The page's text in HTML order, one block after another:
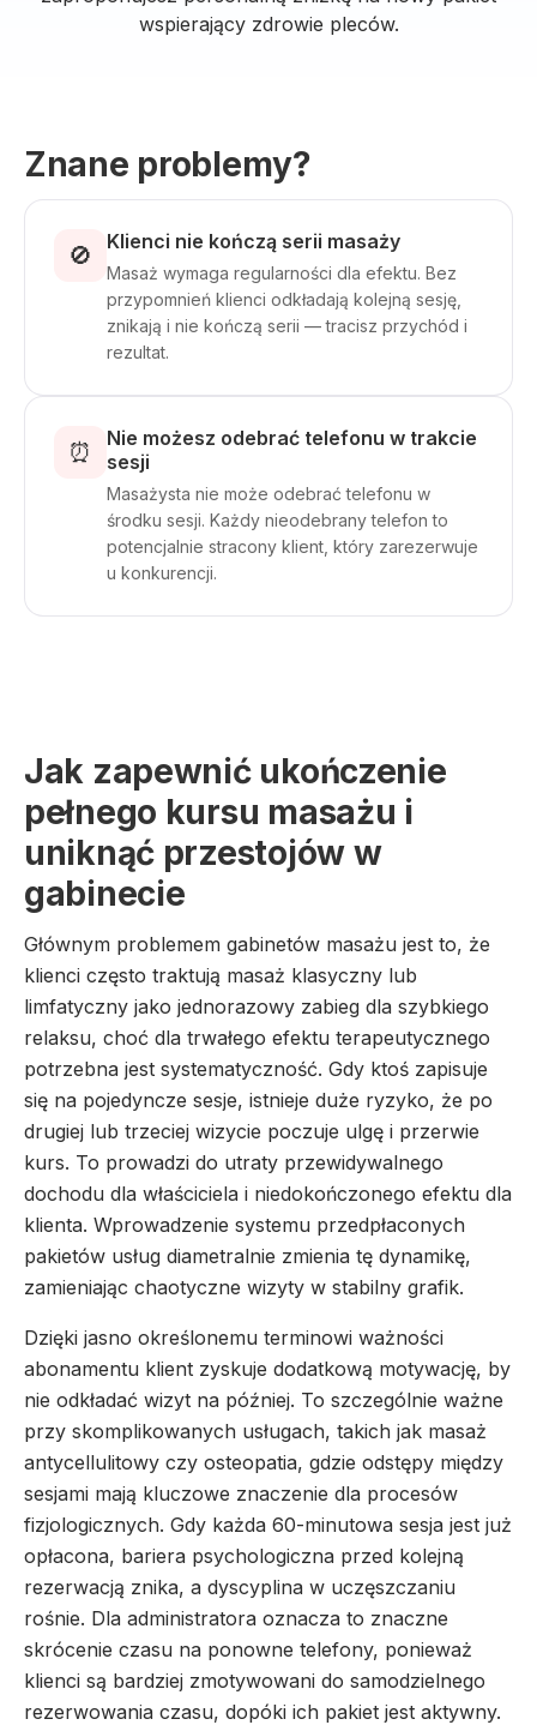
wspierający zdrowie pleców.
Znane problemy?
🚫 Klienci nie kończą serii masaży
Masaż wymaga regularności dla efektu. Bez
przypomnień klienci odkładają kolejną sesję,
znikają i nie kończą serii — tracisz przychód i
rezultat.
⏰
Nie możesz odebrać telefonu w trakcie
sesji
Masażysta nie może odebrać telefonu w
środku sesji. Każdy nieodebrany telefon to
potencjalnie stracony klient, który zarezerwuje
u konkurencji.
Jak zapewnić ukończenie
pełnego kursu masażu i
uniknąć przestojów w
gabinecie
Głównym problemem gabinetów masażu jest to, że
klienci często traktują masaż klasyczny lub
limfatyczny jako jednorazowy zabieg dla szybkiego
relaksu, choć dla trwałego efektu terapeutycznego
potrzebna jest systematyczność. Gdy ktoś zapisuje
się na pojedyncze sesje, istnieje duże ryzyko, że po
drugiej lub trzeciej wizycie poczuje ulgę i przerwie
kurs. To prowadzi do utraty przewidywalnego
dochodu dla właściciela i niedokończonego efektu dla
klienta. Wprowadzenie systemu przedpłaconych
pakietów usług diametralnie zmienia tę dynamikę,
zamieniając chaotyczne wizyty w stabilny grafik.
Dzięki jasno określonemu terminowi ważności
abonamentu klient zyskuje dodatkową motywację, by
nie odkładać wizyt na później. To szczególnie ważne
przy skomplikowanych usługach, takich jak masaż
antycellulitowy czy osteopatia, gdzie odstępy między
sesjami mają kluczowe znaczenie dla procesów
fizjologicznych. Gdy każda 60-minutowa sesja jest już
opłacona, bariera psychologiczna przed kolejną
rezerwacją znika, a dyscyplina w uczęszczaniu
rośnie. Dla administratora oznacza to znaczne
skrócenie czasu na ponowne telefony, ponieważ
klienci są bardziej zmotywowani do samodzielnego
rezerwowania czasu, dopóki ich pakiet jest aktywny.